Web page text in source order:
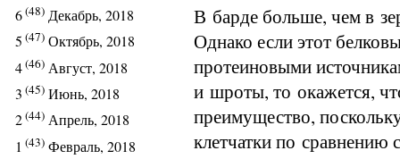
6(48) Декабрь, 2018
5 (47) Октябрь, 2018
4(46) Август, 2018
3 (45) Июнь, 2018
2(44) Апрель, 2018
1 (43) Февраль, 2018
В барде больше, чем в
Однако если этот
протеиновыми
и шроты, то окажется,
преимущество,
клетчатки по сравнению